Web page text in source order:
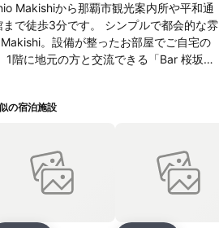
Makishiから那覇市観光案内所や平和通
で徒歩3分です。 シンプルで都会的な雰
。設備が整ったお部屋でご自宅の
1階に地元の方と交流できる「Bar 桜坂
辺には気軽に美味しいお肉を食べられる
ベッドルーム、ダブルベッドルーム、
ェア、ラウンドテーブル、キッチン、洗
います。またお布団セットの貸出しも実
の宿泊施設